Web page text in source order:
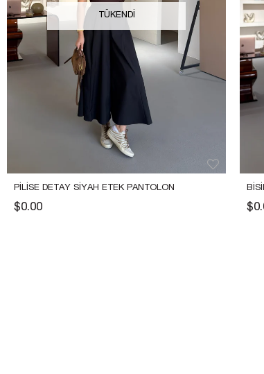
TÜKENDI
PILISE DETAY SIYAH ETEK PANTOLON
$0.00